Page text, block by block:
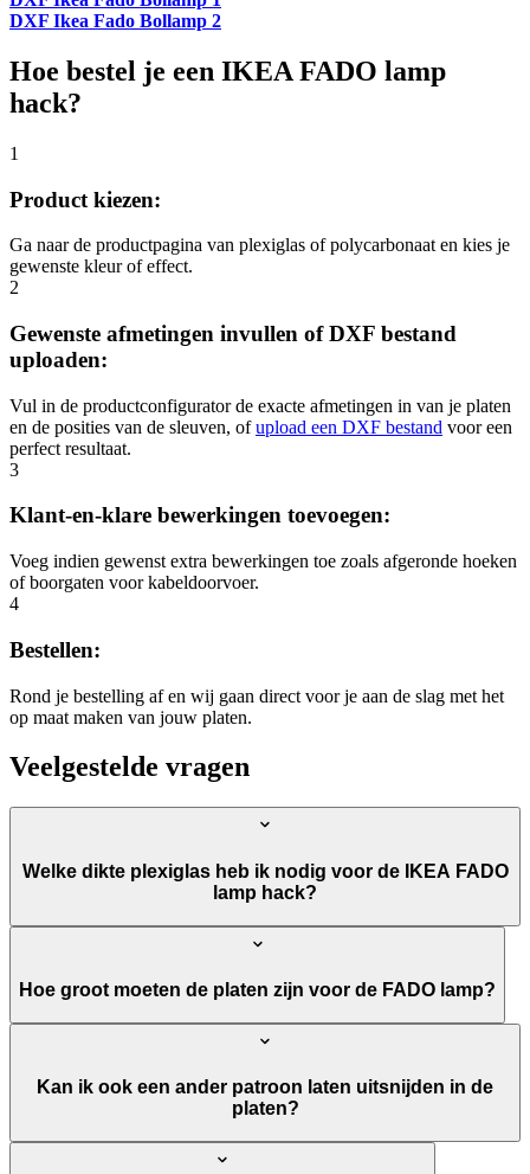
DXF Ikea Fado Bollamp 2
Hoe bestel je een IKEA FADO lamp
hack?
1
Product kiezen:
Ga naar de productpagina van plexiglas of polycarbonaat en kies je
gewenste kleur of effect.
2
Gewenste afmetingen invullen of DXF bestand
uploaden:
Vul in de productconfigurator de exacte afmetingen in van je platen
en de posities van de sleuven, ofupload een DXF bestand voor een
perfect resultaat.
3
Klant-en-klare bewerkingen toevoegen:
Voeg indien gewenst extra bewerkingen toe zoals afgeronde hoeken
of boorgaten voor kabeldoorvoer.
4
Bestellen:
Rond je bestelling af en wij gaan direct voor je aan de slag met het
op maat maken van jouw platen.
Veelgestelde vragen
Welke dikte plexiglas heb ik nodig voor de IKEA FADO
lamp hack?
Hoe groot moeten de platen zijn voor de FADO lamp?
Kan ik ook een ander patroon laten uitsnijden in de
platen?